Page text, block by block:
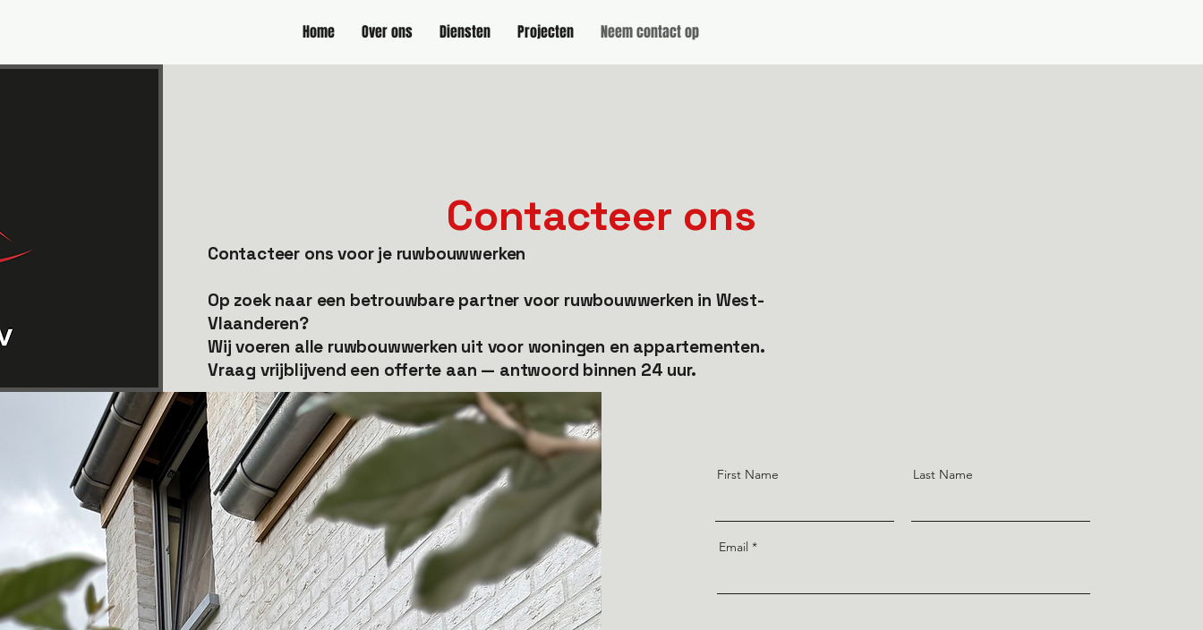
Home Over ons Diensten Projecten Neem contact op
Contacteer ons
Contacteer ons voor je ruwbouwwerken
Op zoek naar een betrouwbare partner voor ruwbouwwerken in West-
Vlaanderen?
Wij voeren alle ruwbouwwerken uit voor woningen en appartementen.
Vraag vrijblijvend een offerte aan — antwoord binnen 24 uur.
First Name Last Name
Email